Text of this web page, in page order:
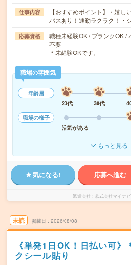
仕事内容
【おすすめポイント】・嬉し
バスあり！通勤ラクラク！・
応募資格
職種未経験OK / ブランクOK /
不要
＊未経験OKです。
職場の雰囲気
年齢層
20代
30代
職場の様子
活気がある
もっと見る
気になる! 応募へ進む
派遣会社 株式会社マイナ
未読 掲載日 2026/08/08
《単発1日OK！日払い可》
クシール貼り